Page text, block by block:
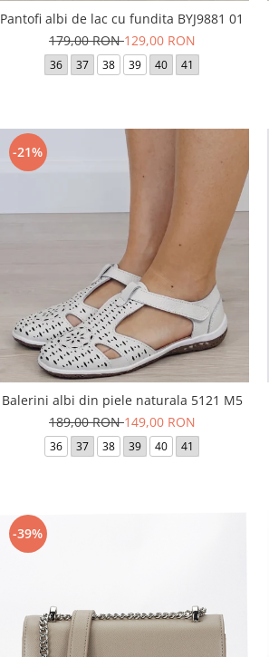
Pantofi albi de lac cu fundita BYJ9881 01
179,00 RON129,00 RON
36 37 38 39 40 41
-21%
Balerini albi din piele naturala 5121 M5
189,00 RON149,00 RON
36 37 38 39 40 41
-39%